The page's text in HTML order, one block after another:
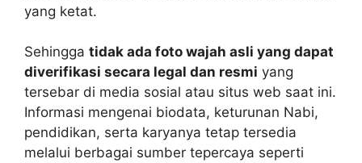
yang ketat.
Sehingga tidak ada foto wajah asli yang dapat
diverifikasi secara legal dan resmi yang
tersebar di media sosial atau situs web saat ini.
Informasi mengenai biodata, keturunan Nabi,
pendidikan, serta karyanya tetap tersedia
melalui berbagai sumber tepercaya seperti